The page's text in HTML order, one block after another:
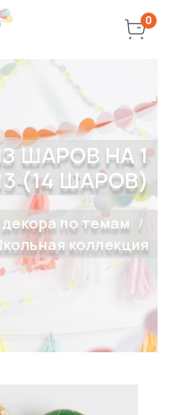
0
ШАРОВ НА 1
(14 ШАРОВ)
по темам
коллекция